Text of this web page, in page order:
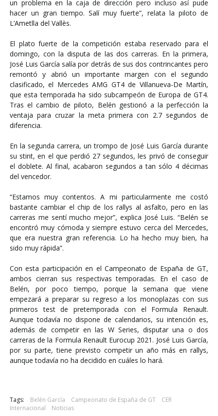
un problema en la caja de dirección pero incluso así pude
hacer un gran tiempo. Salí muy fuerte”, relata la piloto de
L’Ametlla del Vallès.
El plato fuerte de la competición estaba reservado para el
domingo, con la disputa de las dos carreras. En la primera,
José Luis García salía por detrás de sus dos contrincantes pero
remontó y abrió un importante margen con el segundo
clasificado, el Mercedes AMG GT4 de Villanueva-De Martín,
que esta temporada ha sido subcampeón de Europa de GT4.
Tras el cambio de piloto, Belén gestionó a la perfección la
ventaja para cruzar la meta primera con 2.7 segundos de
diferencia.
En la segunda carrera, un trompo de José Luis García durante
su stint, en el que perdió 27 segundos, les privó de conseguir
el doblete. Al final, acabaron segundos a tan sólo 4 décimas
del vencedor.
“Estamos muy contentos. A mi particularmente me costó
bastante cambiar el chip de los rallys al asfalto, pero en las
carreras me sentí mucho mejor”, explica José Luis. “Belén se
encontró muy cómoda y siempre estuvo cerca del Mercedes,
que era nuestra gran referencia. Lo ha hecho muy bien, ha
sido muy rápida”.
Con esta participación en el Campeonato de España de GT,
ambos cierran sus respectivas temporadas. En el caso de
Belén, por poco tiempo, porque la semana que viene
empezará a preparar su regreso a los monoplazas con sus
primeros test de pretemporada con el Formula Renault.
Aunque todavía no dispone de calendarios, su intención es,
además de competir en las W Series, disputar una o dos
carreras de la Formula Renault Eurocup 2021. José Luis García,
por su parte, tiene previsto competir un año más en rallys,
aunque todavía no ha decidido en cuáles lo hará.
Tags: Belén García Campeonato de España de GT
CER
Internacional
Noticias